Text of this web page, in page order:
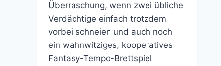
Überraschung, wenn zwei übliche
Verdächtige einfach trotzdem
vorbei schneien und auch noch
ein wahnwitziges, kooperatives
Fantasy-Tempo-Brettspiel